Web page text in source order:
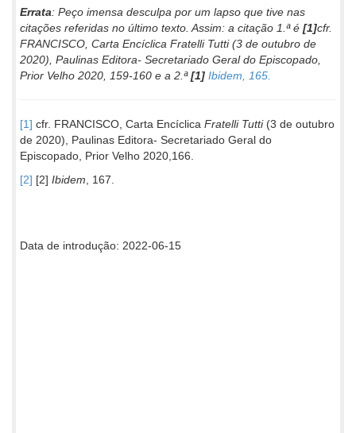
Errata: Peço imensa desculpa por um lapso que tive nas
citações referidas no último texto. Assim: a citação 1.ª é [1]cfr.
FRANCISCO, Carta Encíclica Fratelli Tutti (3 de outubro de
2020), Paulinas Editora- Secretariado Geral do Episcopado,
Prior Velho 2020, 159-160 e a 2.ª[1] Ibidem, 165.
[1] cfr. FRANCISCO, Carta Encíclica Fratelli Tutti(3 de outubro
de 2020), Paulinas Editora- Secretariado Geral do
Episcopado, Prior Velho 2020,166.
[2] [2] Ibidem , 167.
Data de introdução: 2022-06-15